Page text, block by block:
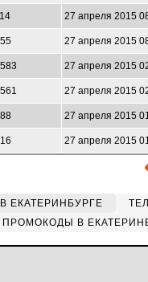
27 апреля 2015
27 апреля 2015
27 апреля 2015
27 апреля 2015
27 апреля 2015
27 апреля 2015
ЕКАТЕРИНБУРГЕ
ПРОМОКОДЫ В